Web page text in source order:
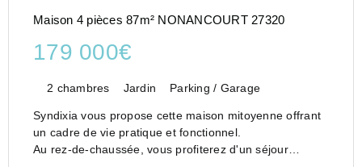
Maison 4 pièces 87m² NONANCOURT 27320
179 000€
2 chambres Jardin Parking / Garage
Syndixia vous propose cette maison mitoyenne offrant
un cadre de vie pratique et fonctionnel.
Au rez-de-chaussée, vous profiterez d'un séjour